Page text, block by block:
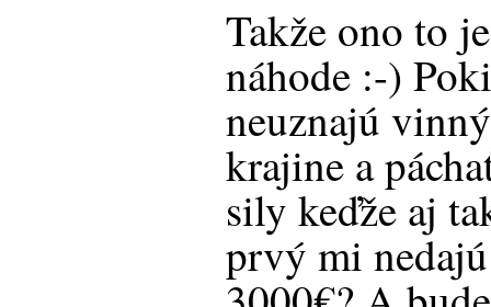
Takže ono to
náhode :-)
neuznajú
krajine a
sily keďže aj
prvý mi